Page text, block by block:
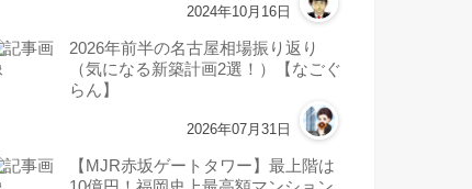
2024年10月16日
2026年前半の名古屋相場振り返り
（気になる新築計画2選！）【なごぐ
らん】
2026年07月31日
【MJR赤坂ゲートタワー】最上階は